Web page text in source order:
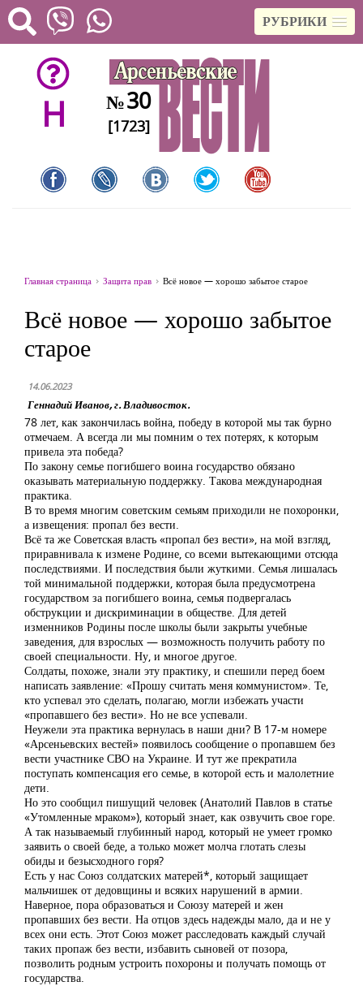
РУБРИКИ
H №30
[1723]
Главная страница Защита прав Всё новое — хорошо забытое старое
Всё новое — хорошо забытое
старое
14.06.2023
Геннадий Иванов, г. Владивосток.
78 лет, как закончилась война, победу в которой мы так бурно
отмечаем. А всегда ли мы помним о тех потерях, к которым
привела эта победа?
По закону семье погибшего воина государство обязано
оказывать материальную поддержку. Такова международная
практика.
В то время многим советским семьям приходили не похоронки,
а извещения: пропал без вести.
Всё та же Советская власть «пропал без вести», на мой взгляд,
приравнивала к измене Родине, со всеми вытекающими отсюда
последствиями. И последствия были жуткими. Семья лишалась
той минимальной поддержки, которая была предусмотрена
государством за погибшего воина, семья подвергалась
обструкции и дискриминации в обществе. Для детей
изменников Родины после школы были закрыты учебные
заведения, для взрослых — возможность получить работу по
своей специальности. Ну, и многое другое.
Солдаты, похоже, знали эту практику, и спешили перед боем
написать заявление: «Прошу считать меня коммунистом». Те,
кто успевал это сделать, полагаю, могли избежать участи
«пропавшего без вести». Но не все успевали.
Неужели эта практика вернулась в наши дни? В 17-м номере
«Арсеньевских вестей» появилось сообщение о пропавшем без
вести участнике СВО на Украине. И тут же прекратила
поступать компенсация его семье, в которой есть и малолетние
дети.
Но это сообщил пишущий человек (Анатолий Павлов в статье
«Утомленные мраком»), который знает, как озвучить свое горе.
А так называемый глубинный народ, который не умеет громко
заявить о своей беде, а только может молча глотать слезы
обиды и безысходного горя?
Есть у нас Союз солдатских матерей*, который защищает
мальчишек от дедовщины и всяких нарушений в армии.
Наверное, пора образоваться и Союзу матерей и жен
пропавших без вести. На отцов здесь надежды мало, да и не у
всех они есть. Этот Союз может расследовать каждый случай
таких пропаж без вести, избавить сыновей от позора,
позволить родным устроить похороны и получать помощь от
государства.